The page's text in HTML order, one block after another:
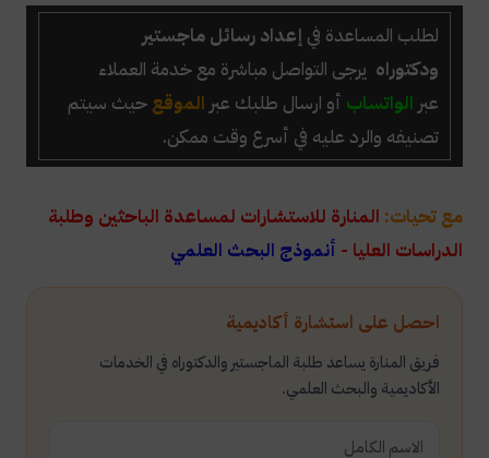
احصل على استشارة أكاديمية
فريق المنارة يساعد طلبة الماجستير والدكتوراه في الخدمات
الأكاديمية والبحث العلمي.
لطلب المساعدة في إعداد رسائل ماجستير
ودكتوراه يرجى التواصل مباشرة مع خدمة العملاء
عبر الواتساب أو ارسال طلبك عبر الموقع حيث سيتم
تصنيفه والرد عليه في أسرع وقت ممكن.
مع تحيات: المنارة للاستشارات لمساعدة الباحثين وطلبة
الدراسات العليا - أنموذج البحث العلمي